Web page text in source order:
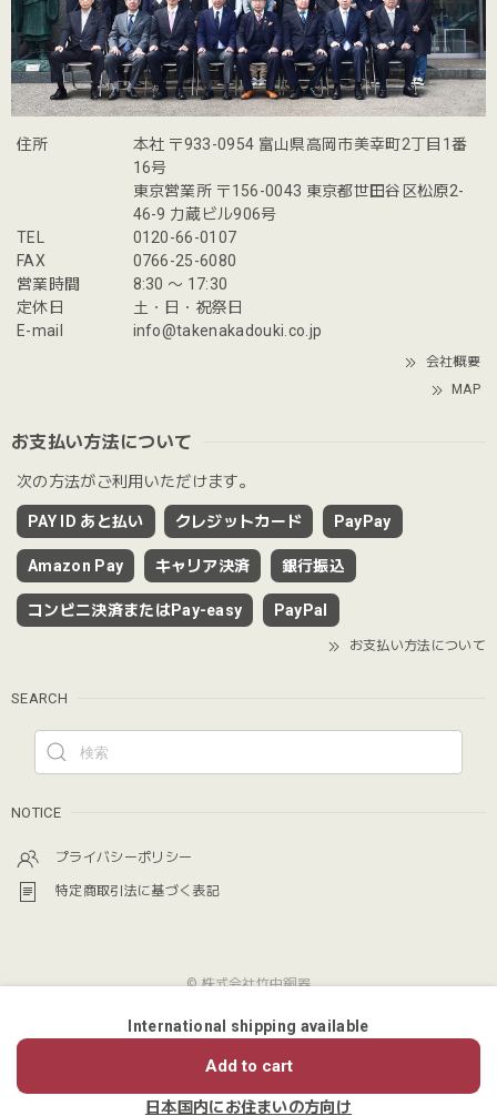
住所
本社 〒933-0954 富山県高岡市美幸町2丁目1番
16号
東京営業所 〒156-0043 東京都世田谷区松原2-
46-9 力蔵ビル906号
TEL
0120-66-0107
FAX
0766-25-6080
営業時間
8:30 〜 17:30
定休日
土・日・祝祭日
E-mail
info@takenakadouki.co.jp
会社概要
MAP
お支払い方法について
次の方法がご利用いただけます。
PAY ID あと払い クレジットカード PayPay
Amazon Pay キャリア決済 銀行振込
コンビニ決済またはPay-easy PayPal
お支払い方法について
SEARCH
NOTICE
プライバシーポリシー
特定商取引法に基づく表記
© 株式会社竹中銅器
International shipping available
Add to cart
日本国内にお住まいの方向け
ショップに質問する